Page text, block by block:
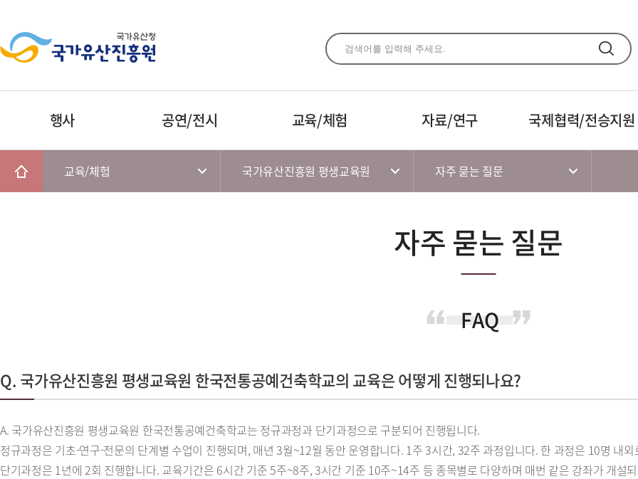
행사 공연/전시 교육/체험 자료/연구 국제협력/전승지원
교육/체험 국가유산진흥원 평생교육원 자주 묻는 질문
자주 묻는 질문
FAQ
Q. 국가유산진흥원 평생교육원 한국전통공예건축학교의 교육은 어떻게 진행되나요?
A. 국가유산진흥원 평생교육원 한국전통공예건축학교는 정규과정과 단기과정으로 구분되어 진행됩니다.
정규과정은 기초-연구-전문의 단계별 수업이 진행되며, 매년 3월~12월 동안 운영합니다. 1주 3시간, 32주 과정입니다. 한 과정은 10명 내
단기과정은 1년에 2회 진행합니다. 교육기간은 6시간 기준 5주~8주, 3시간 기준 10주~14주 등 종목별로 다양하며 매번 같은 강좌가 개설